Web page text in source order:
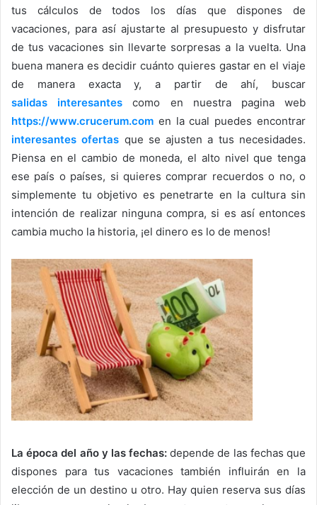
tus cálculos de todos los días que dispones de
vacaciones, para así ajustarte al presupuesto y disfrutar
de tus vacaciones sin llevarte sorpresas a la vuelta. Una
buena manera es decidir cuánto quieres gastar en el viaje
de manera exacta y, a partir de ahí, buscar
salidas interesantes como en nuestra pagina web
https://www.crucerum.com en la cual puedes encontrar
interesantes ofertas que se ajusten a tus necesidades.
Piensa en el cambio de moneda, el alto nivel que tenga
ese país o países, si quieres comprar recuerdos o no, o
simplemente tu objetivo es penetrarte en la cultura sin
intención de realizar ninguna compra, si es así entonces
cambia mucho la historia, ¡el dinero es lo de menos!
La época del año y las fechas: depende de las fechas que
dispones para tus vacaciones también influirán en la
elección de un destino u otro. Hay quien reserva sus días